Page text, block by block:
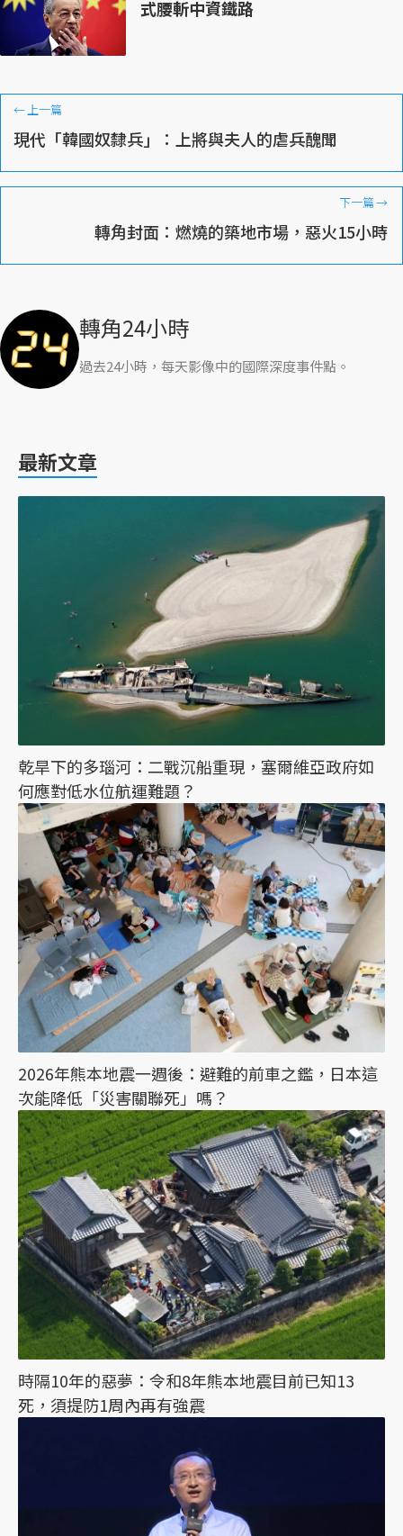
式腰斬中資鐵路
← 上一篇
現代「韓國奴隸兵」：上將與夫人的虐兵醜聞
下一篇→
轉角封面：燃燒的築地市場，惡火15小時
轉角24小時
過去24小時，每天影像中的國際深度事件點。
最新文章
乾旱下的多瑙河：二戰沉船重現，塞爾維亞政府如
何應對低水位航運難題？
2026年熊本地震一週後：避難的前車之鑑，日本這
次能降低「災害關聯死」嗎？
時隔10年的惡夢：令和8年熊本地震目前已知13
死，須提防1周內再有強震